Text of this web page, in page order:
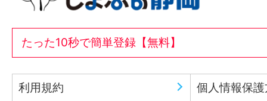
たった10秒で簡単登録【無料】
利用規約 個人情報保